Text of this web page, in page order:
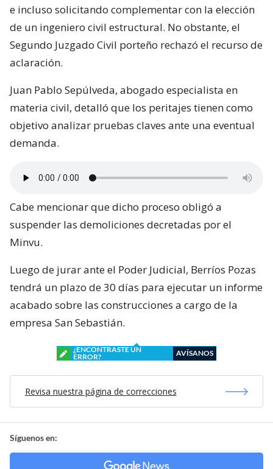
e incluso solicitando complementar con la elección
de un ingeniero civil estructural. No obstante, el
Segundo Juzgado Civil porteño rechazó el recurso de
aclaración.
Juan Pablo Sepúlveda, abogado especialista en
materia civil, detalló que los peritajes tienen como
objetivo analizar pruebas claves ante una eventual
demanda.
Cabe mencionar que dicho proceso obligó a
suspender las demoliciones decretadas por el
Minvu.
Luego de jurar ante el Poder Judicial, Berríos Pozas
tendrá un plazo de 30 días para ejecutar un informe
acabado sobre las construcciones a cargo de la
empresa San Sebastián.
¿ENCONTRASTE UN
ERROR?
AVÍSANOS
Revisa nuestra página de correcciones
Síguenos en: